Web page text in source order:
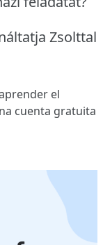
Zsolttal
el
cuenta gratuita